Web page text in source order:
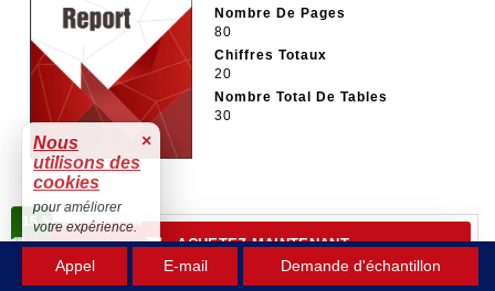
Nombre De Pages
80
Chiffres Totaux
20
Nombre Total De Tables
30
15 %DE RÉDUCTION
ACHETEZ MAINTENANT
Appel E-mail Demande d'échantillon
Nous
utilisons des
cookies
×
pour améliorer
votre expérience.